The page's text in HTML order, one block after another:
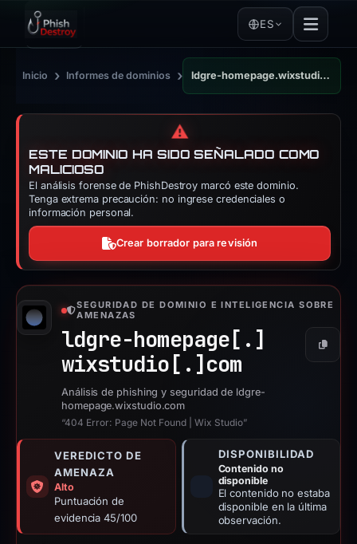
ES
Inicio › Informes de dominios › ldgre-homepage.wixstudio.com
⚠️
ESTE DOMINIO HA SIDO SEÑALADO COMO
MALICIOSO
El análisis forense de PhishDestroy marcó este dominio.
Tenga extrema precaución: no ingrese credenciales o
información personal.
Crear borrador para revisión
SEGURIDAD DE DOMINIO E INTELIGENCIA SOBRE
AMENAZAS
ldgre-homepage[.]
wixstudio[.] com
Copiar
Análisis de phishing y seguridad de ldgre-
homepage.wixstudio.com
“404 Error: Page Not Found | Wix Studio”
VEREDICTO DE
AMENAZA
Alto
Puntuación de
evidencia 45/100
DISPONIBILIDAD
Contenido no
disponible
El contenido no estaba
disponible en la última
observación.